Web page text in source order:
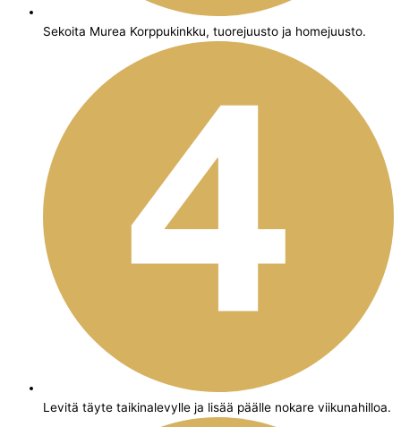
Sekoita Murea Korppukinkku, tuorejuusto ja homejuusto.
Levitä täyte taikinalevylle ja lisää päälle nokare viikunahilloa.